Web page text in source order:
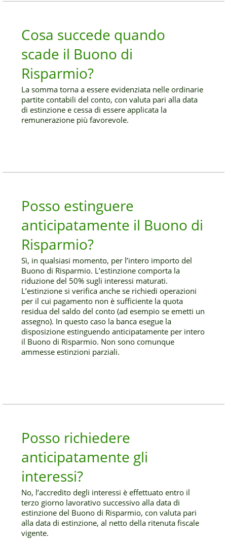
Cosa succede quando
scade il Buono di
Risparmio?
La somma torna a essere evidenziata nelle ordinarie
partite contabili del conto, con valuta pari alla data
di estinzione e cessa di essere applicata la
remunerazione più favorevole.
Posso estinguere
anticipatamente il Buono di
Risparmio?
Sì, in qualsiasi momento, per l’intero importo del
Buono di Risparmio. L’estinzione comporta la
riduzione del 50% sugli interessi maturati.
L’estinzione si verifica anche se richiedi operazioni
per il cui pagamento non è sufficiente la quota
residua del saldo del conto (ad esempio se emetti un
assegno). In questo caso la banca esegue la
disposizione estinguendo anticipatamente per intero
il Buono di Risparmio. Non sono comunque
ammesse estinzioni parziali.
Posso richiedere
anticipatamente gli
interessi?
No, l’accredito degli interessi è effettuato entro il
terzo giorno lavorativo successivo alla data di
estinzione del Buono di Risparmio, con valuta pari
alla data di estinzione, al netto della ritenuta fiscale
vigente.